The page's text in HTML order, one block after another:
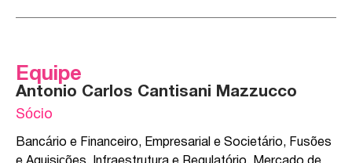
Equipe
Antonio Carlos Cantisani Mazzucco
Sócio
Bancário e Financeiro, Empresarial e Societário, Fusões